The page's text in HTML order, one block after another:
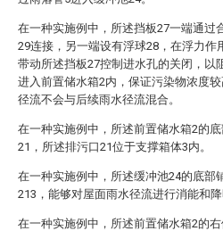
在一种实施例中，所述挡板27一端通过
29连接，另一端设有浮球28，在浮力作
带动所述挡板27控制进水孔的关闭，以
进入前置储水箱2内，保证污染物浓度
径流不会与后续雨水径流混合。
在一种实施例中，所述前置储水箱2的
21，所述排污口21位于支撑箱体3内。
在一种实施例中，所述缓冲池24的底部
213，能够对屋面雨水径流进行消能和降
在一种实施例中，所述前置储水箱2的